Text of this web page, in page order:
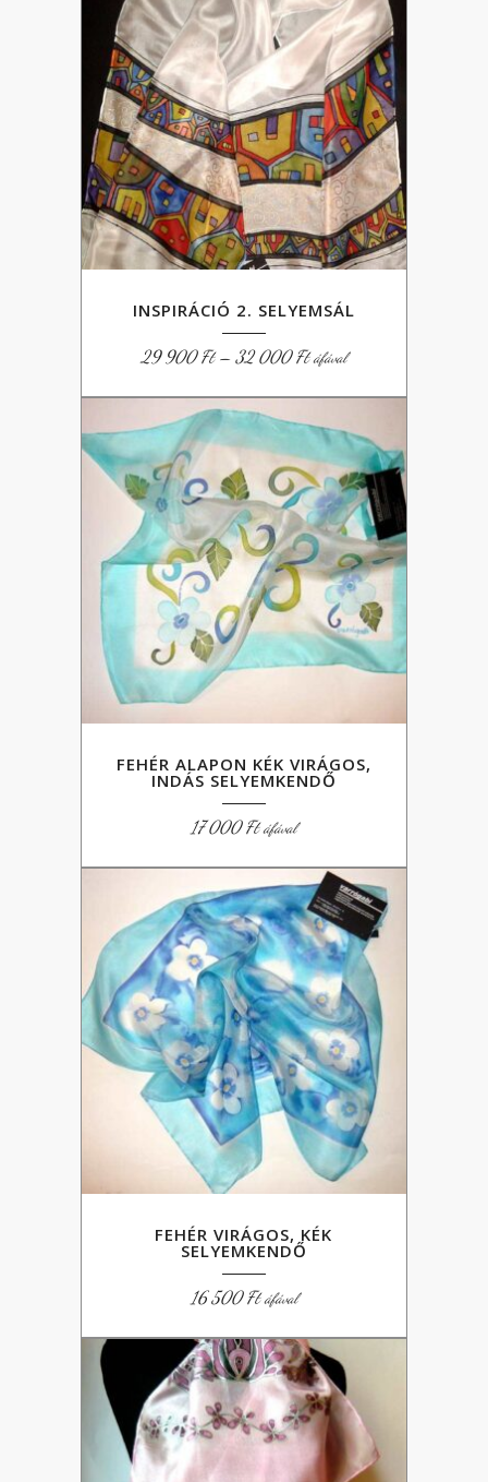
INSPIRÁCIÓ 2. SELYEMSÁL
29 900Ft – 32 000FtÁrtartomány:
29
-
32
000 Ft
áfával
FEHÉR ALAPON KÉK VIRÁGOS,
INDÁS SELYEMKENDŐ
17 000Ft áfával
FEHÉR VIRÁGOS, KÉK
SELYEMKENDŐ
16 500Ft áfával